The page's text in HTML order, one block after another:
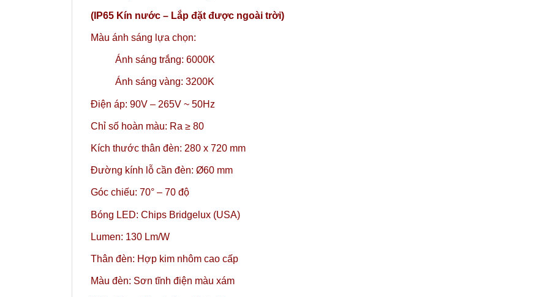
(IP65 Kín nước – Lắp đặt được ngoài trời)
Màu ánh sáng lựa chọn:
Ánh sáng trắng: 6000K
Ánh sáng vàng: 3200K
Điện áp: 90V – 265V ~ 50Hz
Chỉ số hoàn màu: Ra ≥ 80
Kích thước thân đèn: 280 x 720 mm
Đường kính lỗ cần đèn: Ø60 mm
Góc chiếu: 70° – 70 độ
Bóng LED: Chips Bridgelux (USA)
Lumen: 130 Lm/W
Thân đèn: Hợp kim nhôm cao cấp
Màu đèn: Sơn tĩnh điện màu xám